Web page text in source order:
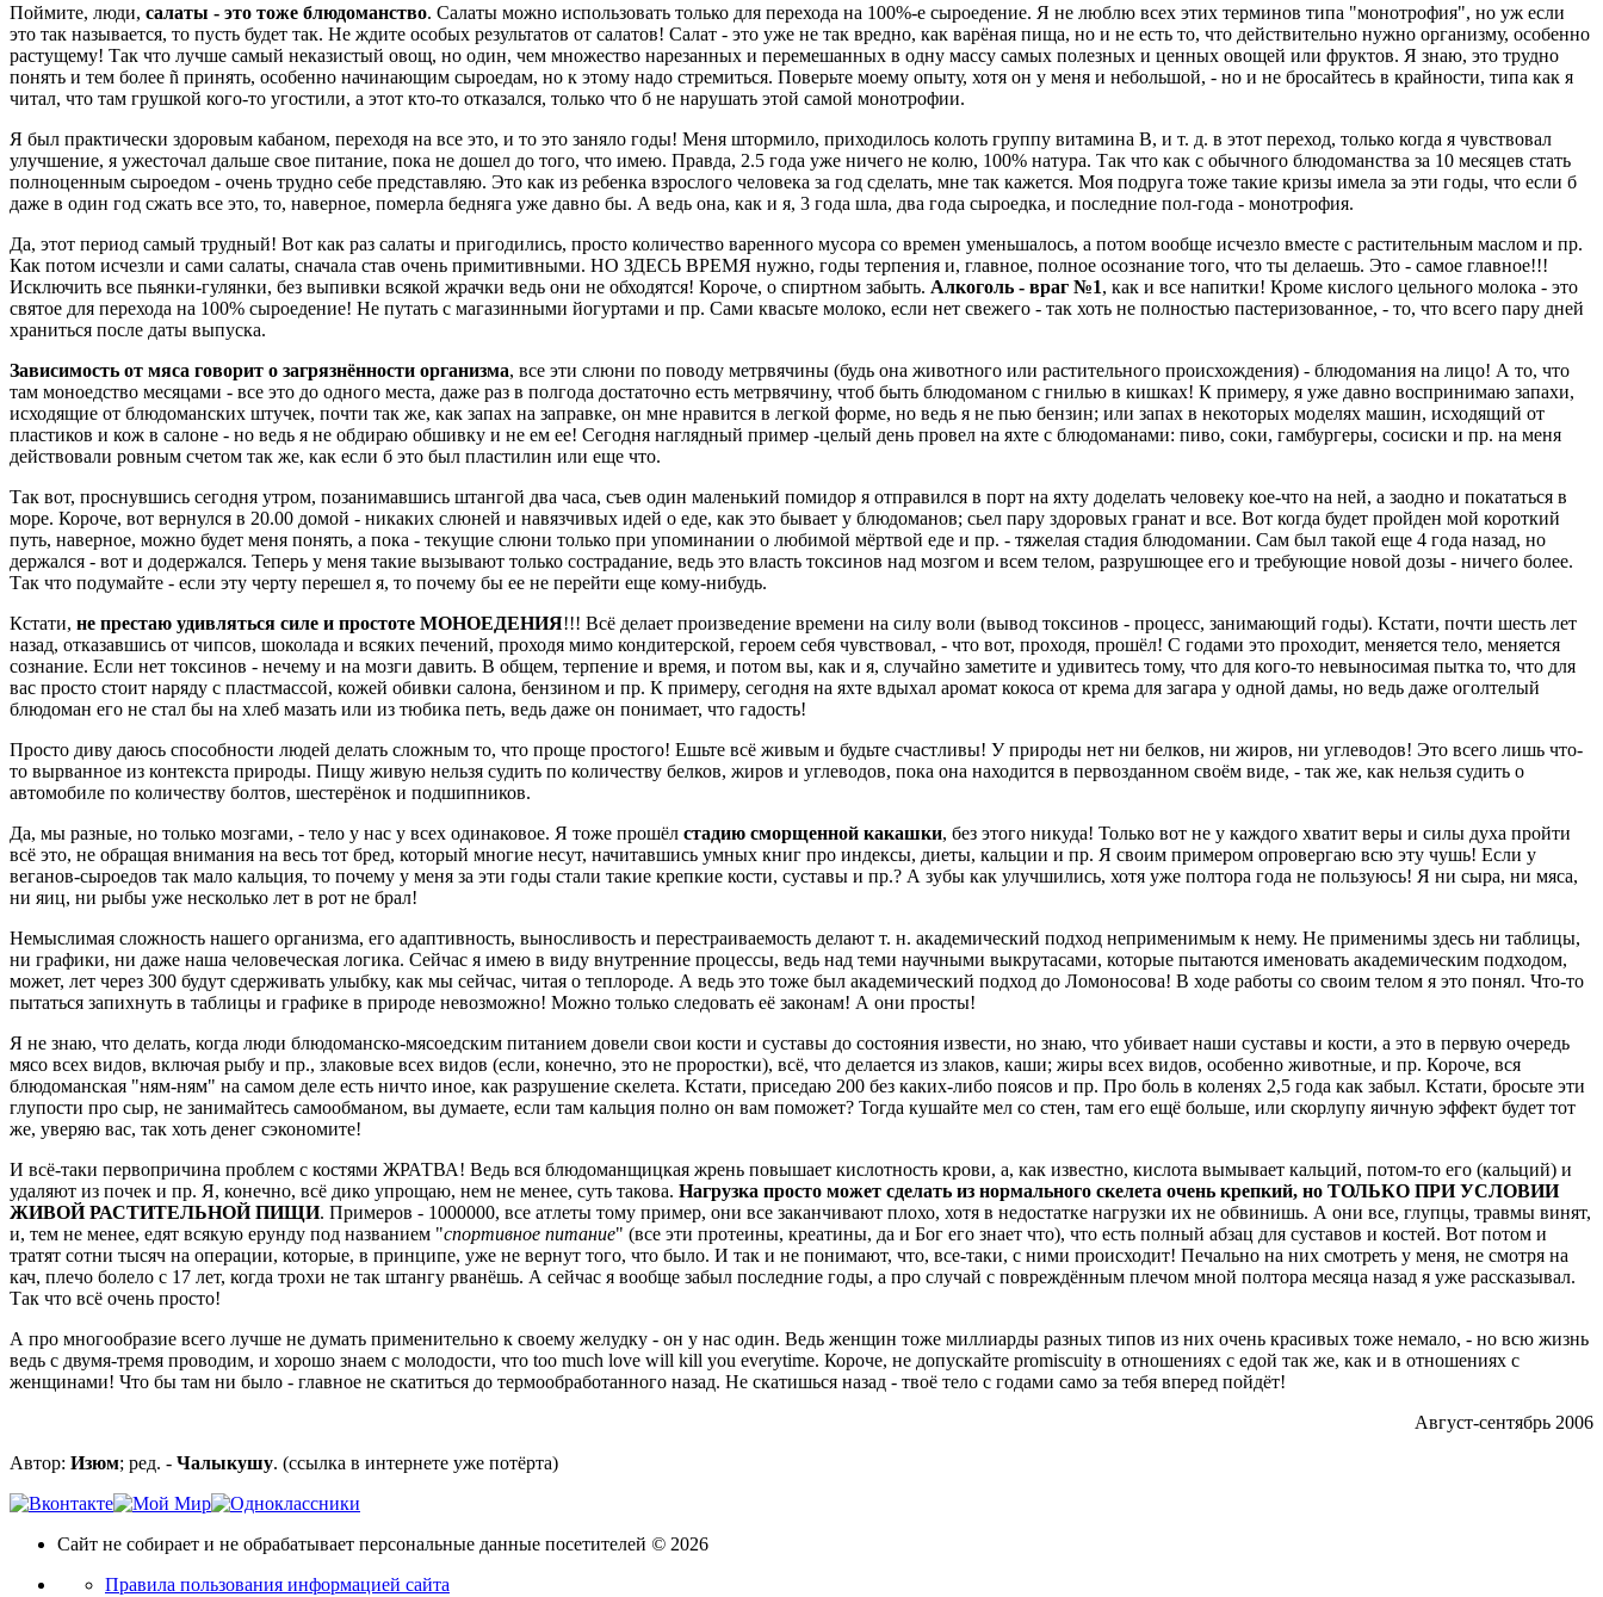
Поймите, люди, салаты - это тоже блюдоманство. Салаты можно использовать только для перехода на 100%-е сыроедение. Я не люблю всех этих терминов типа "монотрофия", но уж если
это так называется, то пусть будет так. Не ждите особых результатов от салатов! Салат - это уже не так вредно, как варёная пища, но и не есть то, что действительно нужно организму, особенно
растущему! Так что лучше самый неказистый овощ, но один, чем множество нарезанных и перемешанных в одну массу самых полезных и ценных овощей или фруктов. Я знаю, это трудно
понять и тем более ñ принять, особенно начинающим сыроедам, но к этому надо стремиться. Поверьте моему опыту, хотя он у меня и небольшой, - но и не бросайтесь в крайности, типа как я
читал, что там грушкой кого-то угостили, а этот кто-то отказался, только что б не нарушать этой самой монотрофии.
Я был практически здоровым кабаном, переходя на все это, и то это заняло годы! Меня штормило, приходилось колоть группу витамина В, и т. д. в этот переход, только когда я чувствовал
улучшение, я ужесточал дальше свое питание, пока не дошел до того, что имею. Правда, 2.5 года уже ничего не колю, 100% натура. Так что как с обычного блюдоманства за 10 месяцев стать
полноценным сыроедом - очень трудно себе представляю. Это как из ребенка взрослого человека за год сделать, мне так кажется. Моя подруга тоже такие кризы имела за эти годы, что если б
даже в один год сжать все это, то, наверное, померла бедняга уже давно бы. А ведь она, как и я, 3 года шла, два года сыроедка, и последние пол-года - монотрофия.
Да, этот период самый трудный! Вот как раз салаты и пригодились, просто количество варенного мусора со времен уменьшалось, а потом вообще исчезло вместе с растительным маслом и пр.
Как потом исчезли и сами салаты, сначала став очень примитивными. НО ЗДЕСЬ ВРЕМЯ нужно, годы терпения и, главное, полное осознание того, что ты делаешь. Это - самое главное!!!
Исключить все пьянки-гулянки, без выпивки всякой жрачки ведь они не обходятся! Короче, о спиртном забыть. Алкоголь - враг №1, как и все напитки! Кроме кислого цельного молока - это
святое для перехода на 100% сыроедение! Не путать с магазинными йогуртами и пр. Сами квасьте молоко, если нет свежего - так хоть не полностью пастеризованное, - то, что всего пару дней
храниться после даты выпуска.
Зависимость от мяса говорит о загрязнённости организма, все эти слюни по поводу метрвячины (будь она животного или растительного происхождения) - блюдомания на лицо! А то, что
там моноедство месяцами - все это до одного места, даже раз в полгода достаточно есть метрвячину, чтоб быть блюдоманом с гнилью в кишках! К примеру, я уже давно воспринимаю запахи,
исходящие от блюдоманских штучек, почти так же, как запах на заправке, он мне нравится в легкой форме, но ведь я не пью бензин; или запах в некоторых моделях машин, исходящий от
пластиков и кож в салоне - но ведь я не обдираю обшивку и не ем ее! Сегодня наглядный пример -целый день провел на яхте с блюдоманами: пиво, соки, гамбургеры, сосиски и пр. на меня
действовали ровным счетом так же, как если б это был пластилин или еще что.
Так вот, проснувшись сегодня утром, позанимавшись штангой два часа, съев один маленький помидор я отправился в порт на яхту доделать человеку кое-что на ней, а заодно и покататься в
море. Короче, вот вернулся в 20.00 домой - никаких слюней и навязчивых идей о еде, как это бывает у блюдоманов; сьел пару здоровых гранат и все. Вот когда будет пройден мой короткий
путь, наверное, можно будет меня понять, а пока - текущие слюни только при упоминании о любимой мёртвой еде и пр. - тяжелая стадия блюдомании. Сам был такой еще 4 года назад, но
держался - вот и додержался. Теперь у меня такие вызывают только сострадание, ведь это власть токсинов над мозгом и всем телом, разрушющее его и требующие новой дозы - ничего более.
Так что подумайте - если эту черту перешел я, то почему бы ее не перейти еще кому-нибудь.
Кстати, не престаю удивляться силе и простоте МОНОЕДЕНИЯ!!! Всё делает произведение времени на силу воли (вывод токсинов - процесс, занимающий годы). Кстати, почти шесть лет
назад, отказавшись от чипсов, шоколада и всяких печений, проходя мимо кондитерской, героем себя чувствовал, - что вот, проходя, прошёл! С годами это проходит, меняется тело, меняется
сознание. Если нет токсинов - нечему и на мозги давить. В общем, терпение и время, и потом вы, как и я, случайно заметите и удивитесь тому, что для кого-то невыносимая пытка то, что для
вас просто стоит наряду с пластмассой, кожей обивки салона, бензином и пр. К примеру, сегодня на яхте вдыхал аромат кокоса от крема для загара у одной дамы, но ведь даже оголтелый
блюдоман его не стал бы на хлеб мазать или из тюбика петь, ведь даже он понимает, что гадость!
Просто диву даюсь способности людей делать сложным то, что проще простого! Ешьте всё живым и будьте счастливы! У природы нет ни белков, ни жиров, ни углеводов! Это всего лишь что-
то вырванное из контекста природы. Пищу живую нельзя судить по количеству белков, жиров и углеводов, пока она находится в первозданном своём виде, - так же, как нельзя судить о
автомобиле по количеству болтов, шестерёнок и подшипников.
Да, мы разные, но только мозгами, - тело у нас у всех одинаковое. Я тоже прошёл стадию сморщенной какашки, без этого никуда! Только вот не у каждого хватит веры и силы духа пройти
всё это, не обращая внимания на весь тот бред, который многие несут, начитавшись умных книг про индексы, диеты, кальции и пр. Я своим примером опровергаю всю эту чушь! Если у
веганов-сыроедов так мало кальция, то почему у меня за эти годы стали такие крепкие кости, суставы и пр.? А зубы как улучшились, хотя уже полтора года не пользуюсь! Я ни сыра, ни мяса,
ни яиц, ни рыбы уже несколько лет в рот не брал!
Немыслимая сложность нашего организма, его адаптивность, выносливость и перестраиваемость делают т. н. академический подход неприменимым к нему. Не применимы здесь ни таблицы,
ни графики, ни даже наша человеческая логика. Сейчас я имею в виду внутренние процессы, ведь над теми научными выкрутасами, которые пытаются именовать академическим подходом,
может, лет через 300 будут сдерживать улыбку, как мы сейчас, читая о теплороде. А ведь это тоже был академический подход до Ломоносова! В ходе работы со своим телом я это понял. Что-то
пытаться запихнуть в таблицы и графике в природе невозможно! Можно только следовать её законам! А они просты!
Я не знаю, что делать, когда люди блюдоманско-мясоедским питанием довели свои кости и суставы до состояния извести, но знаю, что убивает наши суставы и кости, а это в первую очередь
мясо всех видов, включая рыбу и пр., злаковые всех видов (если, конечно, это не проростки), всё, что делается из злаков, каши; жиры всех видов, особенно животные, и пр. Короче, вся
блюдоманская "ням-ням" на самом деле есть ничто иное, как разрушение скелета. Кстати, приседаю 200 без каких-либо поясов и пр. Про боль в коленях 2,5 года как забыл. Кстати, бросьте эти
глупости про сыр, не занимайтесь самообманом, вы думаете, если там кальция полно он вам поможет? Тогда кушайте мел со стен, там его ещё больше, или скорлупу яичную эффект будет тот
же, уверяю вас, так хоть денег сэкономите!
И всё-таки первопричина проблем с костями ЖРАТВА! Ведь вся блюдоманщицкая жрень повышает кислотность крови, а, как известно, кислота вымывает кальций, потом-то его (кальций) и
удаляют из почек и пр. Я, конечно, всё дико упрощаю, нем не менее, суть такова. Нагрузка просто может сделать из нормального скелета очень крепкий, но ТОЛЬКО ПРИ УСЛОВИИ
ЖИВОЙ РАСТИТЕЛЬНОЙ ПИЩИ. Примеров - 1000000, все атлеты тому пример, они все заканчивают плохо, хотя в недостатке нагрузки их не обвинишь. А они все, глупцы, травмы винят,
и, тем не менее, едят всякую ерунду под названием "спортивное питание" (все эти протеины, креатины, да и Бог его знает что), что есть полный абзац для суставов и костей. Вот потом и
тратят сотни тысяч на операции, которые, в принципе, уже не вернут того, что было. И так и не понимают, что, все-таки, с ними происходит! Печально на них смотреть у меня, не смотря на
кач, плечо болело с 17 лет, когда трохи не так штангу рванёшь. А сейчас я вообще забыл последние годы, а про случай с повреждённым плечом мной полтора месяца назад я уже рассказывал.
Так что всё очень просто!
А про многообразие всего лучше не думать применительно к своему желудку - он у нас один. Ведь женщин тоже миллиарды разных типов из них очень красивых тоже немало, - но всю жизнь
ведь с двумя-тремя проводим, и хорошо знаем с молодости, что too much love will kill you everytime. Короче, не допускайте promiscuity в отношениях с едой так же, как и в отношениях с
женщинами! Что бы там ни было - главное не скатиться до термообработанного назад. Не скатишься назад - твоё тело с годами само за тебя вперед пойдёт!
Август-сентябрь 2006
Автор: Изюм; ред. - Чалыкушу. (ссылка в интернете уже потёрта)
Сайт не собирает и не обрабатывает персональные данные посетителей © 2026
Правила пользования информацией сайта